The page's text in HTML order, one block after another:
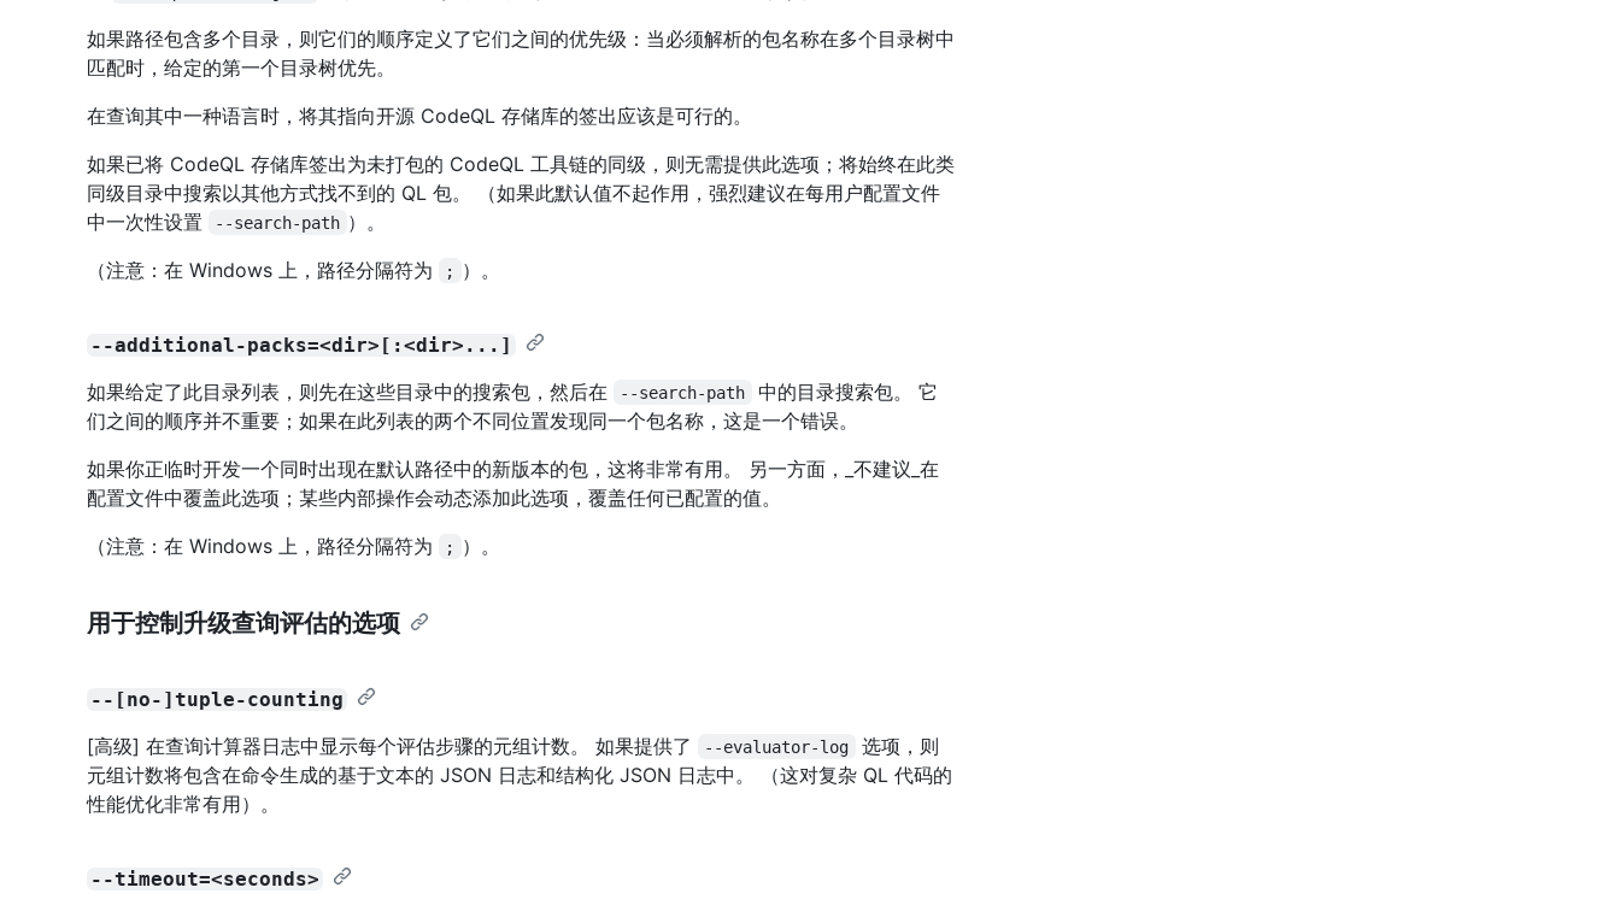
如果路径包含多个目录，则它们的顺序定义了它们之间的优先级：当必须解析的包名称在多个目录树中
匹配时，给定的第一个目录树优先。
在查询其中一种语言时，将其指向开源 CodeQL 存储库的签出应该是可行的。
如果已将 CodeQL 存储库签出为未打包的 CodeQL 工具链的同级，则无需提供此选项；将始终在此类
同级目录中搜索以其他方式找不到的 QL 包。 （如果此默认值不起作用，强烈建议在每用户配置文件
中一次性设置
--search-path ）。
（注意：在 Windows 上，路径分隔符为
; ）。
--additional-packs=<dir>[:<dir>...]
如果给定了此目录列表，则先在这些目录中的搜索包，然后在 --search-path
中的目录搜索包。 它
们之间的顺序并不重要；如果在此列表的两个不同位置发现同一个包名称，这是一个错误。
如果你正临时开发一个同时出现在默认路径中的新版本的包，这将非常有用。 另一方面，_不建议_在
配置文件中覆盖此选项；某些内部操作会动态添加此选项，覆盖任何已配置的值。
（注意：在 Windows 上，路径分隔符为
; ）。
用于控制升级查询评估的选项
--[no-]tuple-counting
[高级] 在查询计算器日志中显示每个评估步骤的元组计数。 如果提供了 --evaluator-log
选项，则
元组计数将包含在命令生成的基于文本的 JSON 日志和结构化 JSON 日志中。 （这对复杂 QL 代码的
性能优化非常有用）。
--timeout=<seconds>